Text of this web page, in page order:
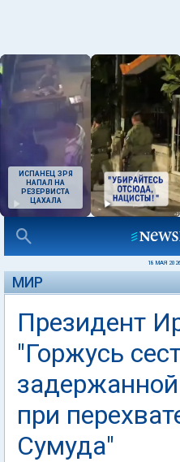
ИСПАНЕЦ ЗРЯ
НАПАЛ НА
РЕЗЕРВИСТА
ЦАХАЛА
18 МАЯ 2026
МИР
Президент
"Горжусь
при
Сумуда"